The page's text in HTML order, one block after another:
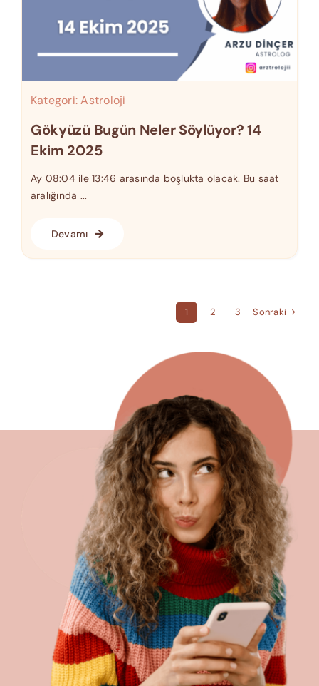
Kategori:Astroloji
Gökyüzü Bugün Neler Söylüyor? 14
Ekim 2025
Ay 08:04 ile 13:46 arasında boşlukta olacak. Bu saat
aralığında ...
Devamı
1 2 3 Sonraki